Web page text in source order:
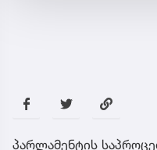
პარლამენტის